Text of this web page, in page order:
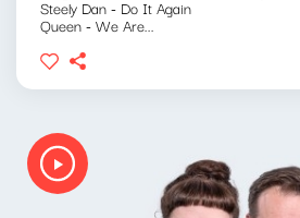
Steely Dan - Do It Again
Queen - We Are...